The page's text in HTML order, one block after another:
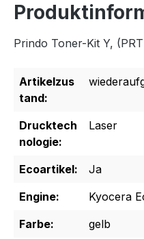
Prindo Toner-Kit Y,
Artikelzus
tand:
Drucktech
nologie:
Laser
Ecoartikel:
Ja
Engine:
Kyocera
Farbe:
gelb